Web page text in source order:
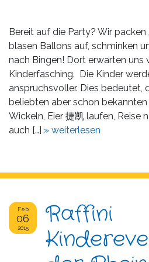
Bereit auf die Party? Wir
blasen Ballons auf, schminken
nach Bingen! Dort erwarten uns
Kinderfasching. Die Kinder
anspruchsvoller. Dies bedeutet,
beliebten aber schon
Wickeln, Eier 捷凯 laufen, Reise
auch […] » weiterlesen
Feb
06
2015
Raffini